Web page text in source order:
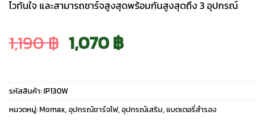
ไวทันใจ และสามารถชาร์จสูงสุดพร้อมกันสูงสุดถึง 3 อุปกรณ์
1,190฿ Original
price
was:
1,070฿Current
price
is:
รหัสสินค้า:IP130W
หมวดหมู่:Momax, อุปกรณ์ชาร์จไฟ, อุปกรณ์เสริม, แบตเตอรี่สำรอง